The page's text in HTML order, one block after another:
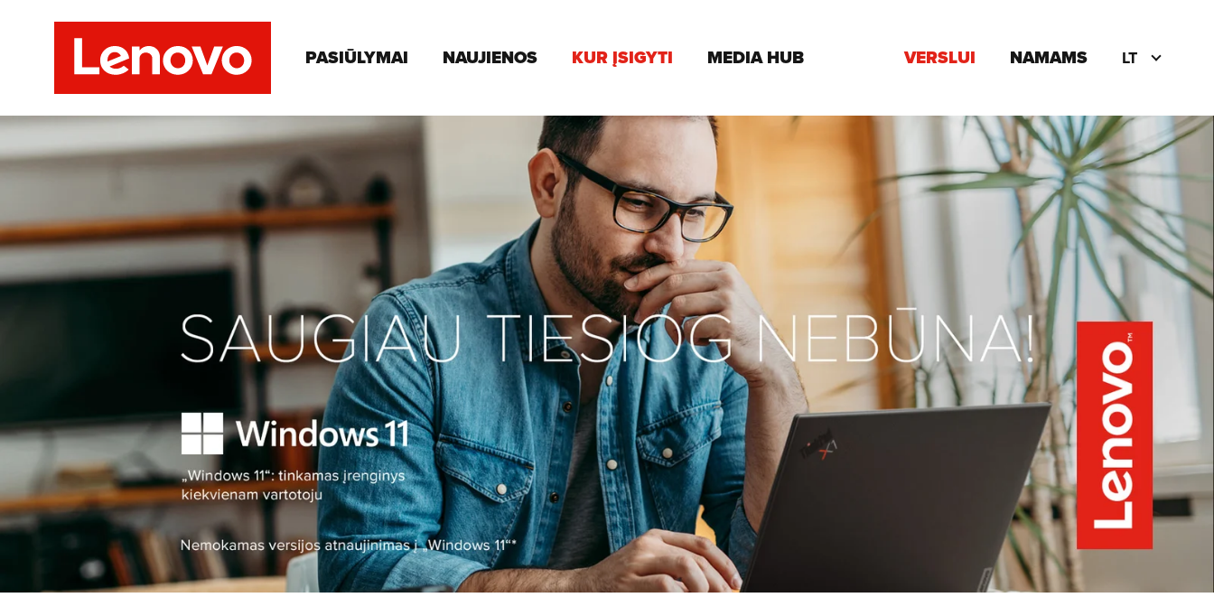
PASIŪLYMAI NAUJIENOS KUR ĮSIGYTI MEDIA HUB VERSLUI NAMAMS LT